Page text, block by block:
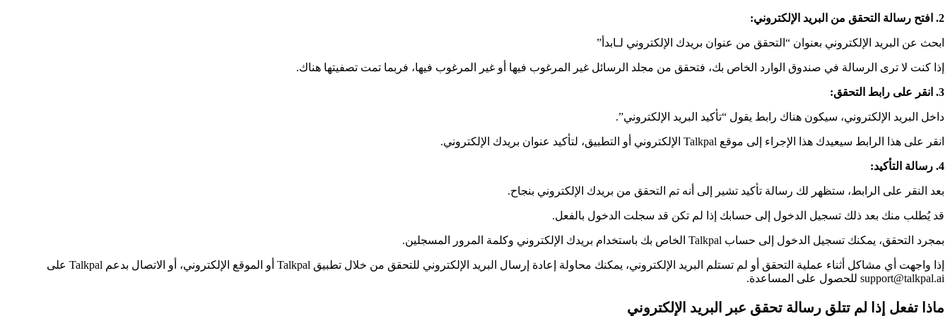
2. افتح رسالة التحقق من البريد الإلكتروني:
ابحث عن البريد الإلكتروني بعنوان “التحقق من عنوان بريدك الإلكتروني لـابدأ”
إذا كنت لا ترى الرسالة في صندوق الوارد الخاص بك، فتحقق من مجلد الرسائل غير المرغوب فيها أو غير المرغوب فيها، فربما تمت تصفيتها هناك.
3. انقر على رابط التحقق:
داخل البريد الإلكتروني، سيكون هناك رابط يقول “تأكيد البريد الإلكتروني”.
انقر على هذا الرابط سيعيدك هذا الإجراء إلى موقع Talkpal الإلكتروني أو التطبيق، لتأكيد عنوان بريدك الإلكتروني.
4. رسالة التأكيد:
بعد النقر على الرابط، ستظهر لك رسالة تأكيد تشير إلى أنه تم التحقق من بريدك الإلكتروني بنجاح.
قد يُطلب منك بعد ذلك تسجيل الدخول إلى حسابك إذا لم تكن قد سجلت الدخول بالفعل.
بمجرد التحقق، يمكنك تسجيل الدخول إلى حساب Talkpal الخاص بك باستخدام بريدك الإلكتروني وكلمة المرور المسجلين.
إذا واجهت أي مشاكل أثناء عملية التحقق أو لم تستلم البريد الإلكتروني، يمكنك محاولة إعادة إرسال البريد الإلكتروني للتحقق من خلال تطبيق Talkpal أو الموقع الإلكتروني، أو الاتصال بدعم Talkpal على
support@talkpal.ai للحصول على المساعدة.
ماذا تفعل إذا لم تتلق رسالة تحقق عبر البريد الإلكتروني